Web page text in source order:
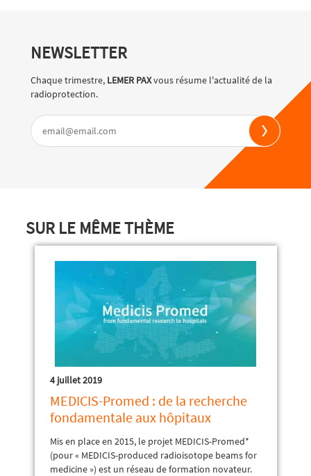
NEWSLETTER
Chaque trimestre, LEMER PAXvous résume l'actualité de la
radioprotection.
SUR LE MÊME THÈME
4 juillet 2019
MEDICIS-Promed : de la recherche
fondamentale aux hôpitaux
Mis en place en 2015, le projet MEDICIS-Promed*
(pour « MEDICIS-produced radioisotope beams for
medicine ») est un réseau de formation novateur.